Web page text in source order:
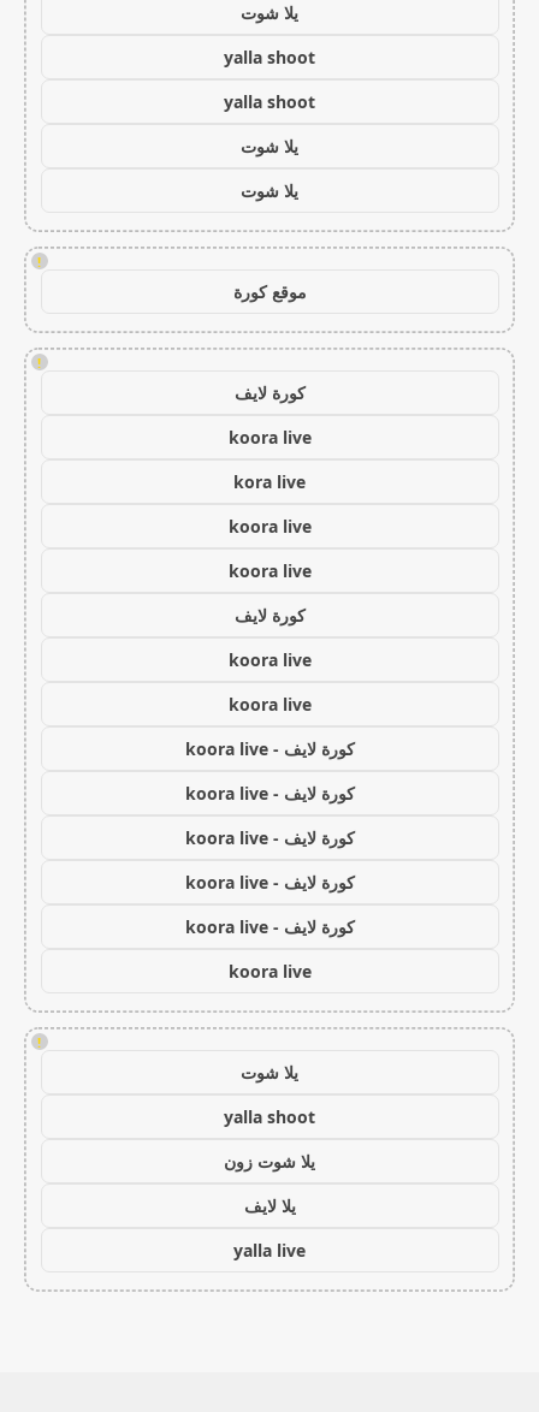
يلا شوت
yalla shoot
yalla shoot
يلا شوت
يلا شوت
!
موقع كورة
!
كورة لايف
koora live
kora live
koora live
koora live
كورة لايف
koora live
koora live
كورة لايف - koora live
كورة لايف - koora live
كورة لايف - koora live
كورة لايف - koora live
كورة لايف - koora live
koora live
!
يلا شوت
yalla shoot
يلا شوت زون
يلا لايف
yalla live